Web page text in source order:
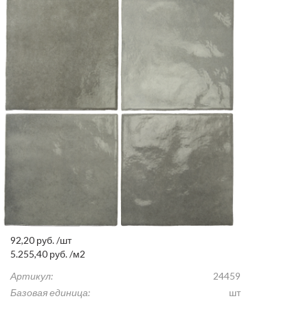
92,20 руб./шт
5.255,40 руб./м2
Артикул:
24459
Базовая единица:
шт